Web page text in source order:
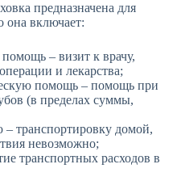
предназначена для
включает:
– визит к врачу,
и лекарства;
помощь – помощь при
(в пределах суммы,
транспортировку домой,
невозможно;
транспортных расходов в